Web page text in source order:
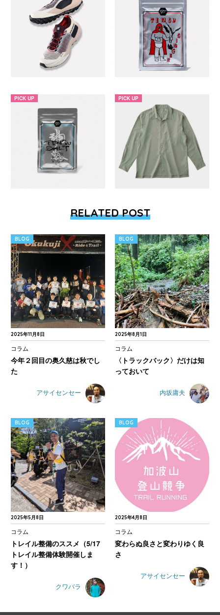
PICK UP PICK UP
RELATED POST
2025年11月8日
BLOG
コラム
今年２回目の奥久慈は秋でし
た
アサイセンセー
2025年8月1日
BLOG
コラム
〈トラックバック〉だけは知
っておいて
内坂庸夫
2025年5月8日
BLOG
コラム
トレイル整備のススメ（5/17
トレイル整備体験開催しま
す！）
クワバラ
2025年4月8日
BLOG
コラム
変わらぬ良さと変わりゆく良
さ
アサイセンセー